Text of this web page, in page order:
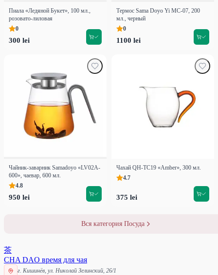
Пиала «Ледяной Букет», 100 мл.,
розовато-лиловая
0
300 lei
Термос Sama Doyo Yi MC-07, 200
мл., черный
0
1100 lei
Чайник-заварник Samadoyo «LV02A-
600», чаевар, 600 мл.
4.8
950 lei
Чахай QH-TC19 «Amber», 300 мл.
4.7
375 lei
Вся категория Посуда
茶
CHA DAO время для чая
г. Кишинёв, ул. Николай Зелинский, 26/1